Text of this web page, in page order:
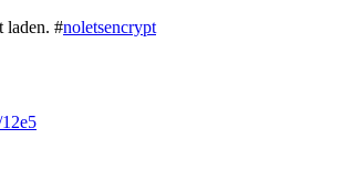
laden. #noletsencrypt